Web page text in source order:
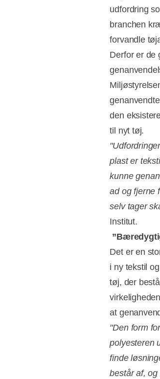
udfordring
branchen
forvandle
Derfor er de
den
til nyt tøj.
plast er
kunne
ad og fjerne
selv tager
Institut.
Det er en
i ny tekstil
tøj, der
at
"Den form
polyesteren
finde
består af,